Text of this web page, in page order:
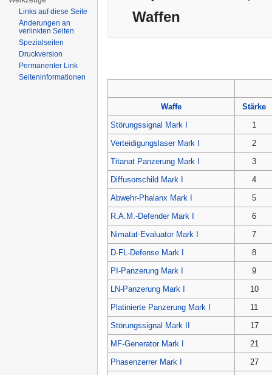
Waffen
Waffe
Stärke
Störungssignal Mark I
1
Verteidigungslaser Mark I
2
Titanat Panzerung Mark I
3
Diffusorschild Mark I
4
Abwehr-Phalanx Mark I
5
R.A.M.-Defender Mark I
6
Nimatat-Evaluator Mark I
7
D-FL-Defense Mark I
8
PI-Panzerung Mark I
9
LN-Panzerung Mark I
10
Platinierte Panzerung Mark I
11
Störungssignal Mark II
17
MF-Generator Mark I
21
Phasenzerrer Mark I
27
Links auf diese Seite
Änderungen an
verlinkten Seiten
Spezialseiten
Druckversion
Permanenter Link
Seiten­informationen